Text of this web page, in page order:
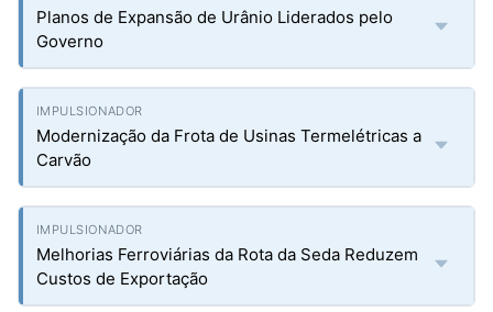
Planos de Expansão de Urânio Liderados pelo
Governo
Modernização da Frota de Usinas Termelétricas a
Carvão
Melhorias Ferroviárias da Rota da Seda Reduzem
Custos de Exportação